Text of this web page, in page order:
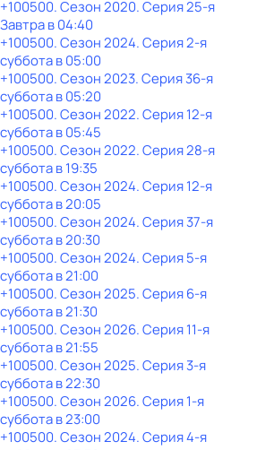
+100500. Сезон 2020. Серия 25-я
Завтра в 04:40
+100500. Сезон 2024. Серия 2-я
субботав05:00
+100500. Сезон 2023. Серия 36-я
субботав05:20
+100500. Сезон 2022. Серия 12-я
субботав05:45
+100500. Сезон 2022. Серия 28-я
субботав19:35
+100500. Сезон 2024. Серия 12-я
субботав20:05
+100500. Сезон 2024. Серия 37-я
субботав20:30
+100500. Сезон 2024. Серия 5-я
субботав21:00
+100500. Сезон 2025. Серия 6-я
субботав21:30
+100500. Сезон 2026. Серия 11-я
субботав21:55
+100500. Сезон 2025. Серия 3-я
субботав22:30
+100500. Сезон 2026. Серия 1-я
субботав23:00
+100500. Сезон 2024. Серия 4-я